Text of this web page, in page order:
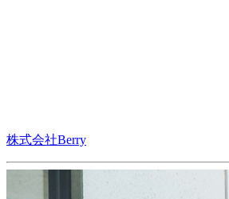
株式会社Berry